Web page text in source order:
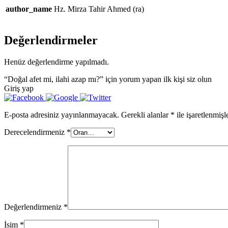
author_name Hz. Mirza Tahir Ahmed (ra)
Değerlendirmeler
Henüz değerlendirme yapılmadı.
“Doğal afet mi, ilahi azap mı?” için yorum yapan ilk kişi siz olun
Giriş yap
E-posta adresiniz yayınlanmayacak. Gerekli alanlar * ile
Derecelendirmeniz *
Değerlendirmeniz *
İsim *